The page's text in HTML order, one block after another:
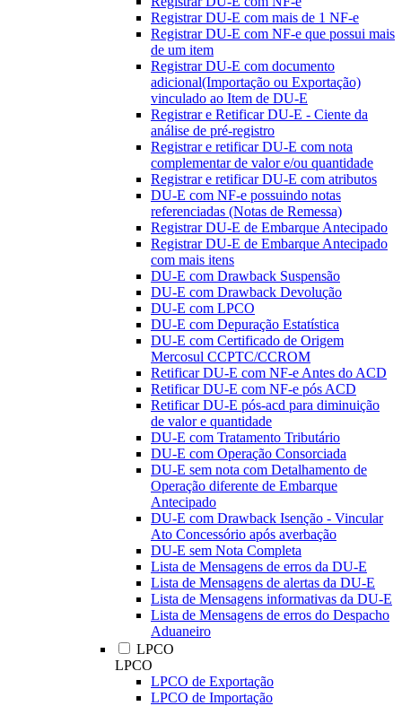
Registrar DU-E com mais de 1 NF-e
Registrar DU-E com NF-e que possui mais
de um item
Registrar DU-E com documento
adicional(Importação ou Exportação)
vinculado ao Item de DU-E
Registrar e Retificar DU-E - Ciente da
análise de pré-registro
Registrar e retificar DU-E com nota
complementar de valor e/ou quantidade
Registrar e retificar DU-E com atributos
DU-E com NF-e possuindo notas
referenciadas (Notas de Remessa)
Registrar DU-E de Embarque Antecipado
Registrar DU-E de Embarque Antecipado
com mais itens
DU-E com Drawback Suspensão
DU-E com Drawback Devolução
DU-E com LPCO
DU-E com Depuração Estatística
DU-E com Certificado de Origem
Mercosul CCPTC/CCROM
Retificar DU-E com NF-e Antes do ACD
Retificar DU-E com NF-e pós ACD
Retificar DU-E pós-acd para diminuição
de valor e quantidade
DU-E com Tratamento Tributário
DU-E com Operação Consorciada
DU-E sem nota com Detalhamento de
Operação diferente de Embarque
Antecipado
DU-E com Drawback Isenção - Vincular
Ato Concessório após averbação
DU-E sem Nota Completa
Lista de Mensagens de erros da DU-E
Lista de Mensagens de alertas da DU-E
Lista de Mensagens informativas da DU-E
Lista de Mensagens de erros do Despacho
Aduaneiro
LPCO
LPCO
LPCO de Exportação
LPCO de Importação